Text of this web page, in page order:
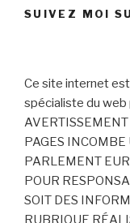
SUIVEZ MOI
Ce site internet
spécialiste du web
PAGES
PARLEMENT
POUR
SOIT DES
RUBRIQUE